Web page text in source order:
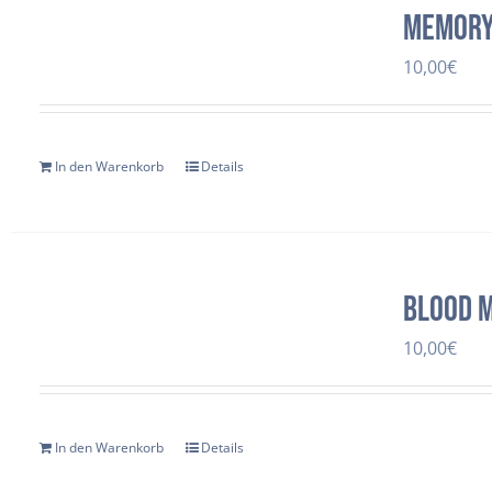
10,00€
In den Warenkorb Details
Blood
10,00€
In den Warenkorb Details